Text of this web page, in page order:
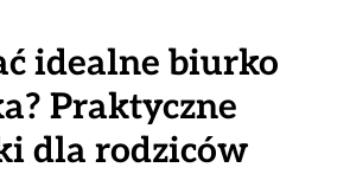
idealne biurko
Praktyczne
dla rodziców